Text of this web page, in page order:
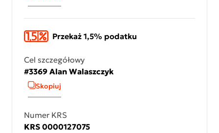
Przekaż 1,5% podatku
Cel szczegółowy
#3369 Alan Walaszczyk
Skopiuj
Numer KRS
KRS 0000127075